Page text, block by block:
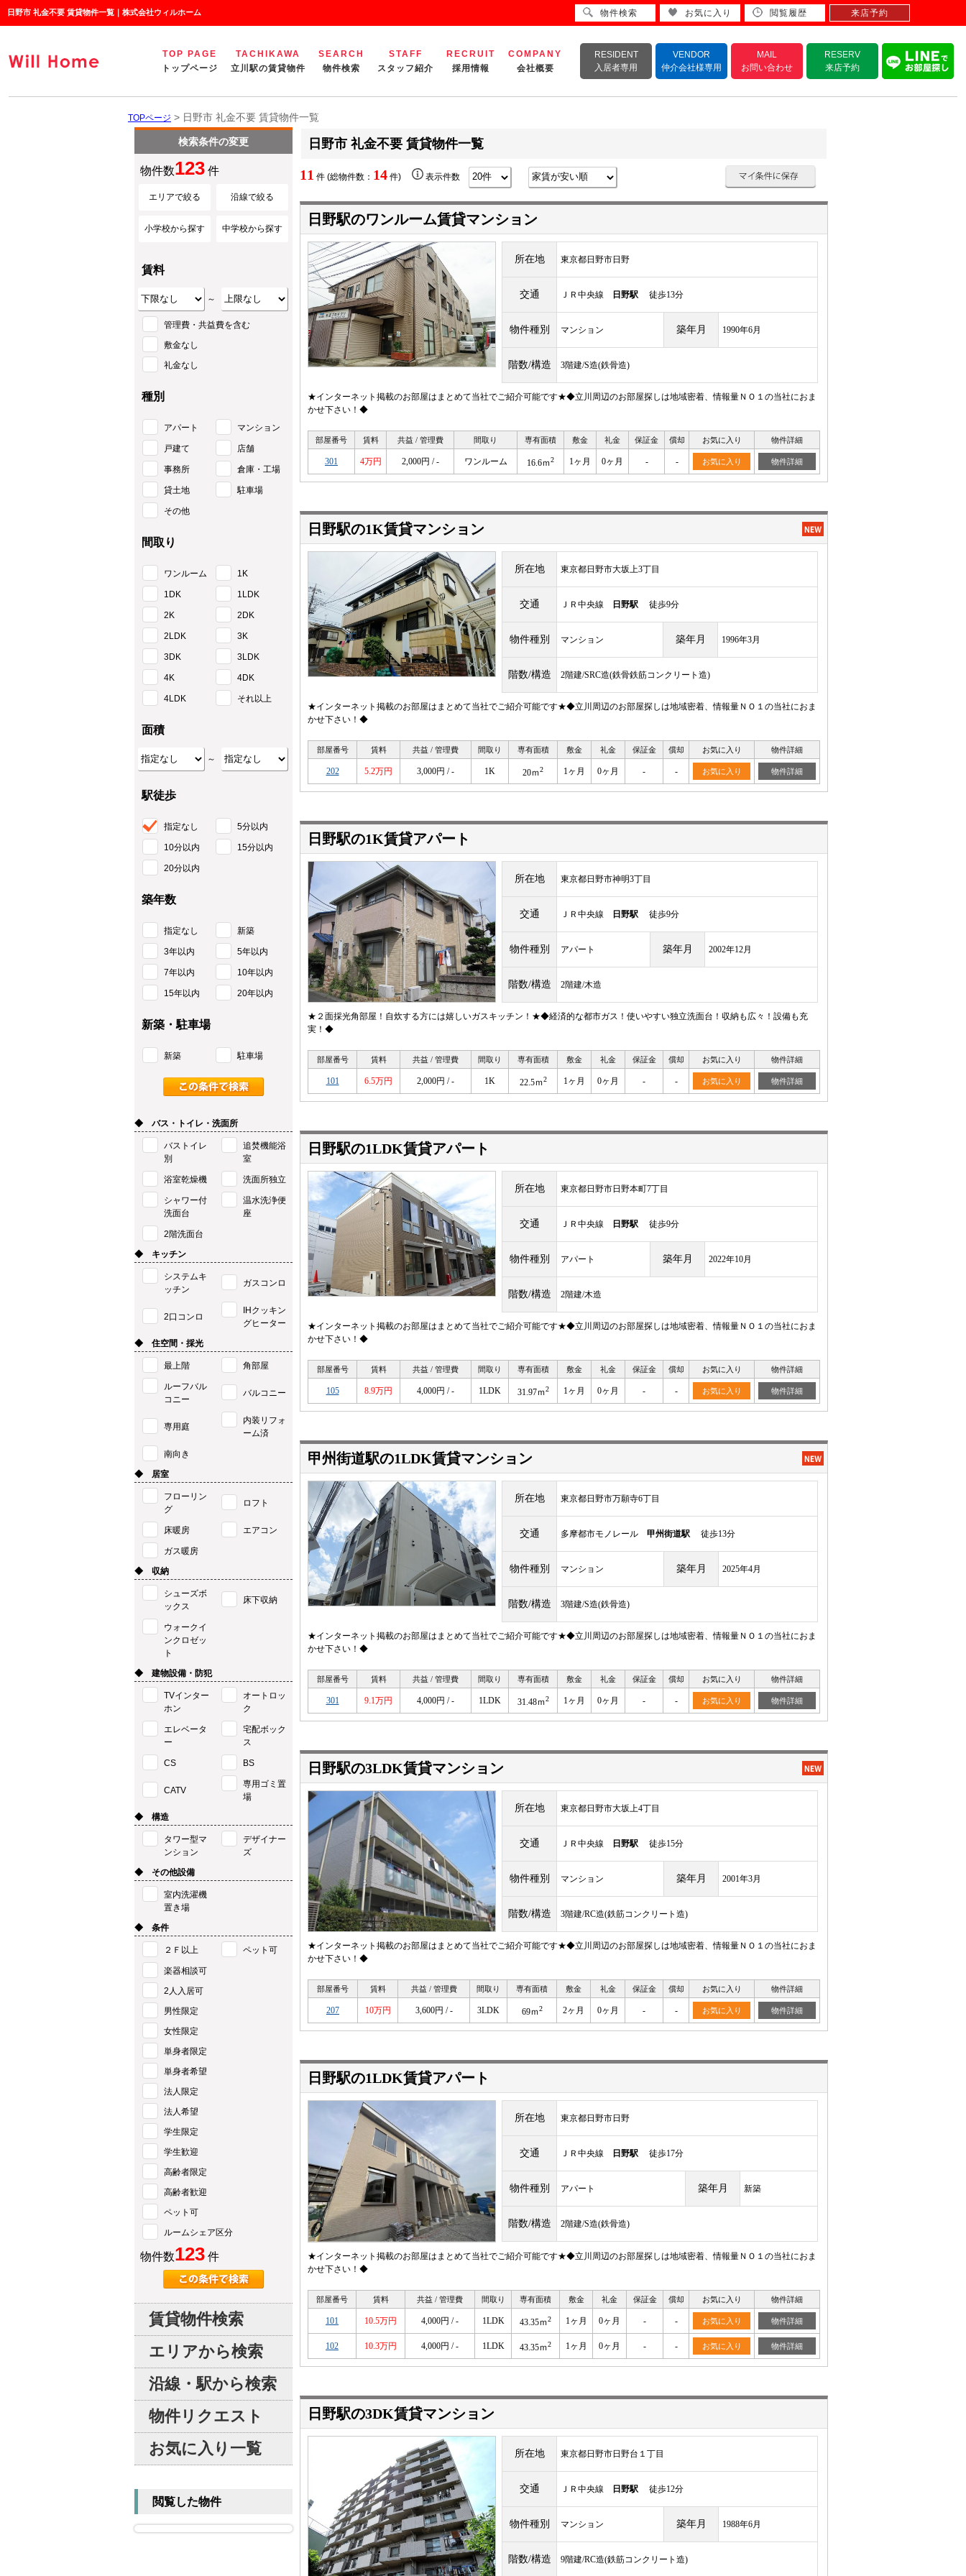
日野市 礼金不要 賃貸物件一覧｜株式会社ウィルホーム
TOP PAGE
トップページ
TACHIKAWA
立川駅の賃貸物件
SEARCH
物件検索
STAFF
スタッフ紹介
RECRUIT
採用情報
COMPANY
会社概要
RESIDENT
入居者専用
VENDOR
仲介会社様専用
MAIL
お問い合わせ
RESERV
来店予約
TOPページ > 日野市 礼金不要 賃貸物件一覧
日野市 礼金不要 賃貸物件一覧
11 件 (総物件数： 14 件) 表示件数
日野駅のワンルーム賃貸マンション
所在地 東京都日野市日野
交通 ＪＲ中央線 日野駅 徒歩13分
物件種別 マンション 築年月 1990年6月
階数/構造 3階建/S造(鉄骨造)
★インターネット掲載のお部屋はまとめて当社でご紹介可能です★◆立川周辺のお部屋探しは地域密着、情報量ＮＯ１の当社におま
かせ下さい！◆
部屋番号 賃料 共益 / 管理費 間取り 専有面積 敷金 礼金 保証金 償却 お気に入り 物件詳細
301 4万円 2,000円 / - ワンルーム 16.6ｍ2 1ヶ月 0ヶ月 - - お気に入り 物件詳細
日野駅の1K賃貸マンション
所在地 東京都日野市大坂上3丁目
交通 ＪＲ中央線 日野駅 徒歩9分
物件種別 マンション 築年月 1996年3月
階数/構造 2階建/SRC造(鉄骨鉄筋コンクリート造)
★インターネット掲載のお部屋はまとめて当社でご紹介可能です★◆立川周辺のお部屋探しは地域密着、情報量ＮＯ１の当社におま
かせ下さい！◆
部屋番号 賃料 共益 / 管理費 間取り 専有面積 敷金 礼金 保証金 償却 お気に入り 物件詳細
202 5.2万円 3,000円 / - 1K 20ｍ2 1ヶ月 0ヶ月 - - お気に入り 物件詳細
日野駅の1K賃貸アパート
所在地 東京都日野市神明3丁目
交通 ＪＲ中央線 日野駅 徒歩9分
物件種別 アパート 築年月 2002年12月
階数/構造 2階建/木造
★２面採光角部屋！自炊する方には嬉しいガスキッチン！★◆経済的な都市ガス！使いやすい独立洗面台！収納も広々！設備も充
実！◆
部屋番号 賃料 共益 / 管理費 間取り 専有面積 敷金 礼金 保証金 償却 お気に入り 物件詳細
101 6.5万円 2,000円 / - 1K 22.5ｍ2 1ヶ月 0ヶ月 - - お気に入り 物件詳細
日野駅の1LDK賃貸アパート
所在地 東京都日野市日野本町7丁目
交通 ＪＲ中央線 日野駅 徒歩9分
物件種別 アパート 築年月 2022年10月
階数/構造 2階建/木造
★インターネット掲載のお部屋はまとめて当社でご紹介可能です★◆立川周辺のお部屋探しは地域密着、情報量ＮＯ１の当社におま
かせ下さい！◆
部屋番号 賃料 共益 / 管理費 間取り 専有面積 敷金 礼金 保証金 償却 お気に入り 物件詳細
105 8.9万円 4,000円 / - 1LDK 31.97ｍ2 1ヶ月 0ヶ月 - - お気に入り 物件詳細
甲州街道駅の1LDK賃貸マンション
所在地 東京都日野市万願寺6丁目
交通 多摩都市モノレール 甲州街道駅 徒歩13分
物件種別 マンション 築年月 2025年4月
階数/構造 3階建/S造(鉄骨造)
★インターネット掲載のお部屋はまとめて当社でご紹介可能です★◆立川周辺のお部屋探しは地域密着、情報量ＮＯ１の当社におま
かせ下さい！◆
部屋番号 賃料 共益 / 管理費 間取り 専有面積 敷金 礼金 保証金 償却 お気に入り 物件詳細
301 9.1万円 4,000円 / - 1LDK 31.48ｍ2 1ヶ月 0ヶ月 - - お気に入り 物件詳細
日野駅の3LDK賃貸マンション
所在地 東京都日野市大坂上4丁目
交通 ＪＲ中央線 日野駅 徒歩15分
物件種別 マンション 築年月 2001年3月
階数/構造 3階建/RC造(鉄筋コンクリート造)
★インターネット掲載のお部屋はまとめて当社でご紹介可能です★◆立川周辺のお部屋探しは地域密着、情報量ＮＯ１の当社におま
かせ下さい！◆
部屋番号 賃料 共益 / 管理費 間取り 専有面積 敷金 礼金 保証金 償却 お気に入り 物件詳細
207 10万円 3,600円 / - 3LDK 69ｍ2 2ヶ月 0ヶ月 - - お気に入り 物件詳細
日野駅の1LDK賃貸アパート
所在地 東京都日野市日野
交通 ＪＲ中央線 日野駅 徒歩17分
物件種別 アパート 築年月 新築
階数/構造 2階建/S造(鉄骨造)
★インターネット掲載のお部屋はまとめて当社でご紹介可能です★◆立川周辺のお部屋探しは地域密着、情報量ＮＯ１の当社におま
かせ下さい！◆
部屋番号 賃料 共益 / 管理費 間取り 専有面積 敷金 礼金 保証金 償却 お気に入り 物件詳細
101 10.5万円 4,000円 / - 1LDK 43.35ｍ2 1ヶ月 0ヶ月 - - お気に入り 物件詳細
102 10.3万円 4,000円 / - 1LDK 43.35ｍ2 1ヶ月 0ヶ月 - - お気に入り 物件詳細
日野駅の3DK賃貸マンション
所在地 東京都日野市日野台１丁目
交通 ＪＲ中央線 日野駅 徒歩12分
物件種別 マンション 築年月 1988年6月
階数/構造 9階建/RC造(鉄筋コンクリート造)
検索条件の変更
物件数123 件
エリアで絞る 沿線で絞る
小学校から探す 中学校から探す
賃料
～
管理費・共益費を含む
敷金なし
礼金なし
種別
アパート マンション
戸建て 店舗
事務所 倉庫・工場
貸土地 駐車場
その他
間取り
ワンルーム 1K
1DK 1LDK
2K 2DK
2LDK 3K
3DK 3LDK
4K 4DK
4LDK それ以上
面積
～
駅徒歩
指定なし 5分以内
10分以内 15分以内
20分以内
築年数
指定なし 新築
3年以内 5年以内
7年以内 10年以内
15年以内 20年以内
新築・駐車場
新築 駐車場
◆ バス・トイレ・洗面所
バストイレ
別
追焚機能浴
室
浴室乾燥機 洗面所独立
シャワー付
洗面台
温水洗浄便
座
2階洗面台
◆ キッチン
システムキ
ッチン
ガスコンロ
2口コンロ
IHクッキン
グヒーター
◆ 住空間・採光
最上階 角部屋
ルーフバル
コニー
バルコニー
専用庭
内装リフォ
ーム済
南向き
◆ 居室
フローリン
グ
ロフト
床暖房 エアコン
ガス暖房
◆ 収納
シューズボ
ックス
床下収納
ウォークイ
ンクロゼッ
ト
◆ 建物設備・防犯
TVインター
ホン
オートロッ
ク
エレベータ
ー
宅配ボック
ス
CS BS
CATV
専用ゴミ置
場
◆ 構造
タワー型マ
ンション
デザイナー
ズ
◆ その他設備
室内洗濯機
置き場
◆ 条件
２Ｆ以上 ペット可
楽器相談可
2人入居可
男性限定
女性限定
単身者限定
単身者希望
法人限定
法人希望
学生限定
学生歓迎
高齢者限定
高齢者歓迎
ペット可
ルームシェア区分
物件数123 件
賃貸物件検索
エリアから検索
沿線・駅から検索
物件リクエスト
お気に入り一覧
閲覧した物件
物件検索 お気に入り 閲覧履歴 来店予約